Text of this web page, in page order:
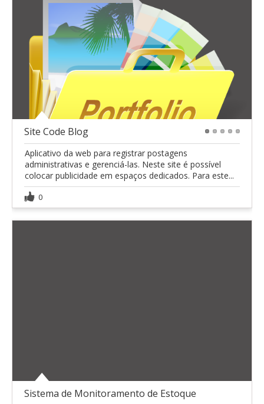
Site Code Blog
Aplicativo da web para registrar postagens
administrativas e gerenciá-las. Neste site é possível
colocar publicidade em espaços dedicados. Para este...
0
Sistema de Monitoramento de Estoque